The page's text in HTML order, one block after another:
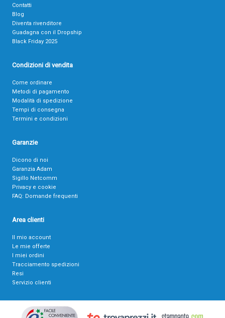
Contatti
Blog
Diventa rivenditore
Guadagna con il Dropship
Black Friday 2025
Condizioni di vendita
Come ordinare
Metodi di pagamento
Modalità di spedizione
Tempi di consegna
Termini e condizioni
Garanzie
Dicono di noi
Garanzia Adam
Sigillo Netcomm
Privacy e cookie
FAQ: Domande frequenti
Area clienti
Il mio account
Le mie offerte
I miei ordini
Tracciamento spedizioni
Resi
Servizio clienti